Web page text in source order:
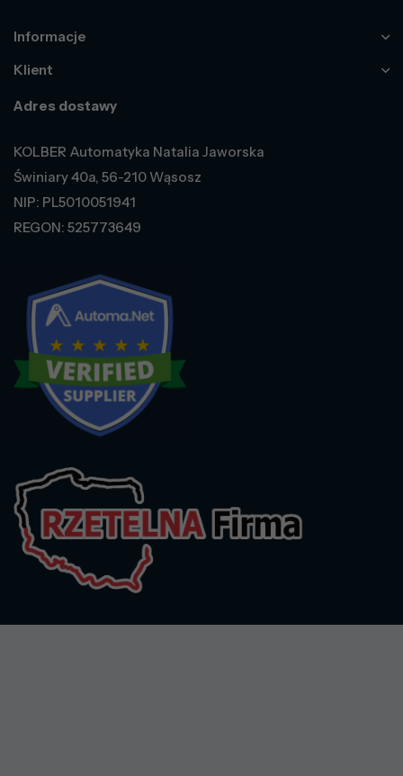
Informacje
Klient
Adres dostawy
KOLBER Automatyka Natalia Jaworska
Świniary 40a, 56-210 Wąsosz
NIP: PL5010051941
REGON: 525773649